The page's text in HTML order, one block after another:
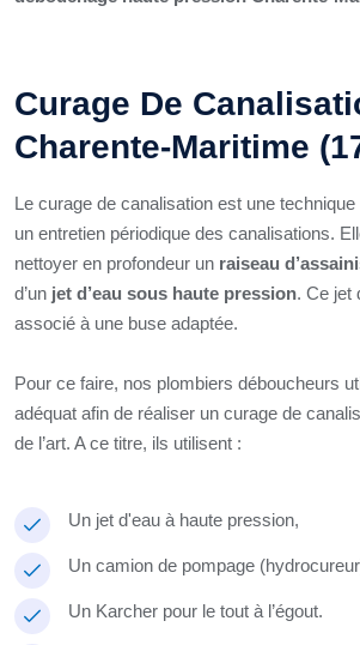
Curage De
Charente-Maritime
Le curage de canalisation est une
un entretien périodique des canalisations.
nettoyer en profondeur un raiseau
d’un jet d’eau sous haute pression. Ce jet
associé à une buse adaptée.
Pour ce faire, nos plombiers déboucheurs
adéquat afin de réaliser un curage de
de l’art. A ce titre, ils utilisent :
Un jet d'eau à haute pression,
Un camion de pompage
Un Karcher pour le tout à l’égout.